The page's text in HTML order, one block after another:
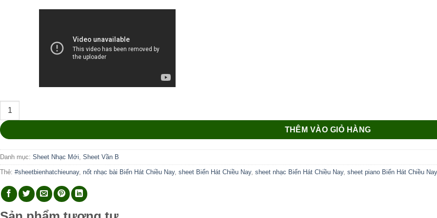
Biển Hát Chiều Nay số lượng
THÊM VÀO GIỎ HÀNG
Danh mục: Sheet Nhạc Mới, Sheet Vần B
Thẻ: #sheetbienhatchieunay, nốt nhạc bài Biển Hát Chiều Nay, sheet Biển Hát Chiều Nay, sheet nhạc Biển Hát Chiều Nay, sheet piano Biển Hát Chiều Nay